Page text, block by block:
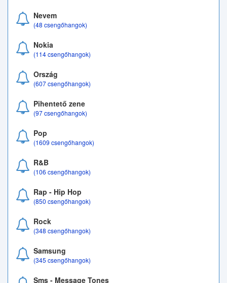
Nevem
(48 csengőhangok)
Nokia
(114 csengőhangok)
Ország
(607 csengőhangok)
Pihentető zene
(97 csengőhangok)
Pop
(1609 csengőhangok)
R&B
(106 csengőhangok)
Rap - Hip Hop
(850 csengőhangok)
Rock
(348 csengőhangok)
Samsung
(345 csengőhangok)
Sms - Message Tones